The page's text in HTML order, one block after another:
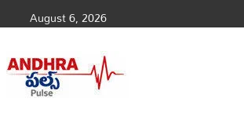
August 6, 2026